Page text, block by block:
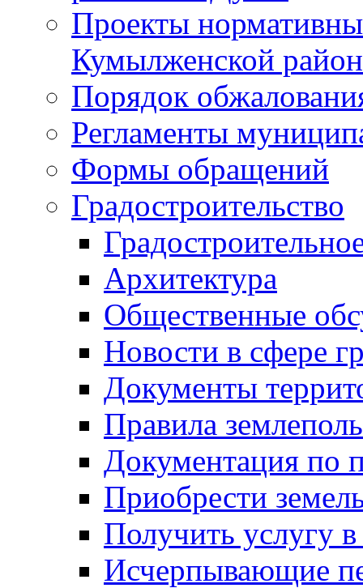
Проекты
Кумылженской
Порядок
Регламенты
Формы обращений
Градостроительство
Архитектура
Общественные
Новости в сфере
Документы
Правила
Документация по
Приобрести
Получить услугу в
Исчерпывающие